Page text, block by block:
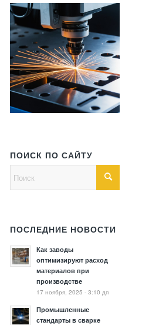
ПОИСК ПО САЙТУ
ПОСЛЕДНИЕ НОВОСТИ
Как заводы
оптимизируют расход
материалов при
производстве
17 ноября, 2025 - 3:10 дп
Промышленные
стандарты в сварке